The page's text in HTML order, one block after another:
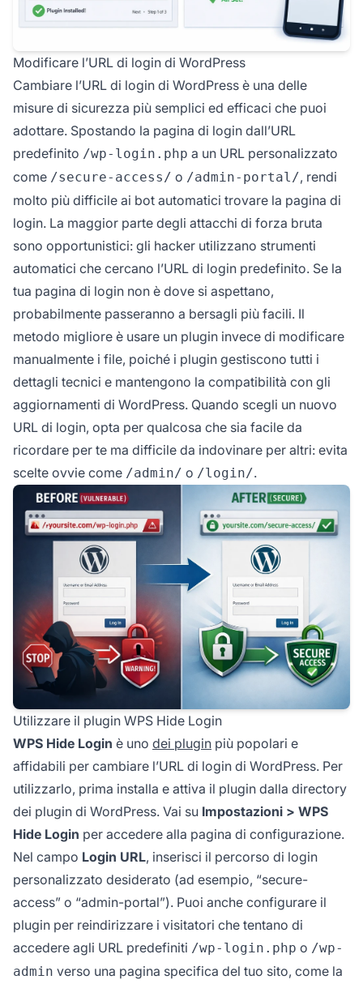
Modificare l’URL di login di WordPress
Cambiare l’URL di login di WordPress è una delle
misure di sicurezza più semplici ed efficaci che puoi
adottare. Spostando la pagina di login dall’URL
predefinito /wp-login.php a un URL personalizzato
come /secure-access/ o /admin-portal/, rendi
molto più difficile ai bot automatici trovare la pagina di
login. La maggior parte degli attacchi di forza bruta
sono opportunistici: gli hacker utilizzano strumenti
automatici che cercano l’URL di login predefinito. Se la
tua pagina di login non è dove si aspettano,
probabilmente passeranno a bersagli più facili. Il
metodo migliore è usare un plugin invece di modificare
manualmente i file, poiché i plugin gestiscono tutti i
dettagli tecnici e mantengono la compatibilità con gli
aggiornamenti di WordPress. Quando scegli un nuovo
URL di login, opta per qualcosa che sia facile da
ricordare per te ma difficile da indovinare per altri: evita
scelte ovvie come /admin/ o /login/.
Utilizzare il plugin WPS Hide Login
WPS Hide Login è uno dei plugin più popolari e
affidabili per cambiare l’URL di login di WordPress. Per
utilizzarlo, prima installa e attiva il plugin dalla directory
dei plugin di WordPress. Vai su Impostazioni > WPS
Hide Login per accedere alla pagina di configurazione.
Nel campo Login URL, inserisci il percorso di login
personalizzato desiderato (ad esempio, “secure-
access” o “admin-portal”). Puoi anche configurare il
plugin per reindirizzare i visitatori che tentano di
accedere agli URL predefiniti /wp-login.php o /wp-
admin verso una pagina specifica del tuo sito, come la